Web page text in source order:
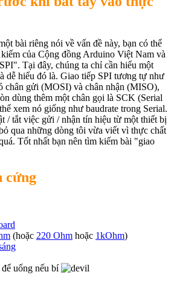
bài riêng nói về vấn đề này, bạn có thể
của Cộng đồng Arduino Việt Nam và
Tại đây, chúng ta chỉ cần hiểu một
dễ hiểu đó là. Giao tiếp SPI tương tự như
chân gửi (MOSI) và chân nhận (MISO),
dùng thêm một chân gọi là SCK (Serial
xem nó giống như baudrate trong Serial.
/ tắt việc gửi / nhận tín hiệu từ một thiết bị
qua những dòng tôi vừa viết vì thực chất
Tốt nhất bạn nên tìm kiếm bài "giao
cứng
(hoặc 220 Ohm hoặc 1kOhm)
uống nếu bí